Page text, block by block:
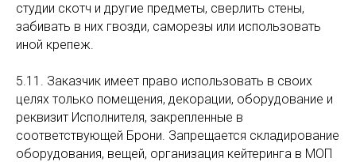
студии скотч и другие предметы, сверлить стены,
забивать в них гвозди, саморезы или использовать
иной крепеж.
5.11. Заказчик имеет право использовать в своих
целях только помещения, декорации, оборудование и
реквизит Исполнителя, закрепленные в
соответствующей Брони. Запрещается складирование
оборудования, вещей, организация кейтеринга в МОП